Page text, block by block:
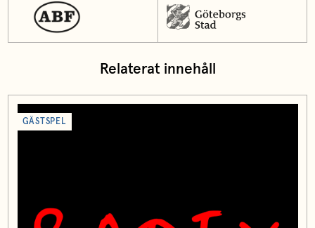
Relaterat innehåll
GÄSTSPEL